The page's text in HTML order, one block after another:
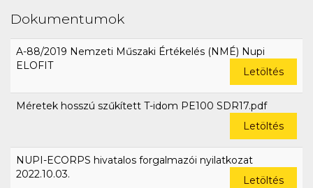
Dokumentumok
A-88/2019 Nemzeti Műszaki Értékelés (NMÉ) Nupi
ELOFIT
Letöltés
Méretek hosszú szűkített T-idom PE100 SDR17.pdf
Letöltés
NUPI-ECORPS hivatalos forgalmazói nyilatkozat
2022.10.03.
Letöltés